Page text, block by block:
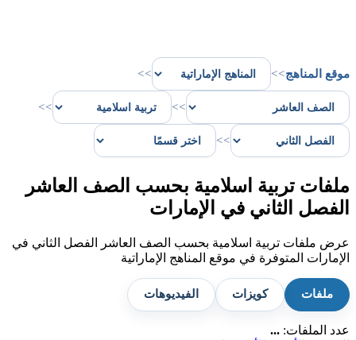
موقع المناهج>>
>>
>>
>>
>>
ملفات تربية اسلامية بحسب الصف العاشر
الفصل الثاني في الإمارات
عرض ملفات تربية اسلامية بحسب الصف العاشر الفصل الثاني في
الإمارات المتوفرة في موقع المناهج الإماراتية
ملفات كويزات الفيديوهات
عدد الملفات: ...